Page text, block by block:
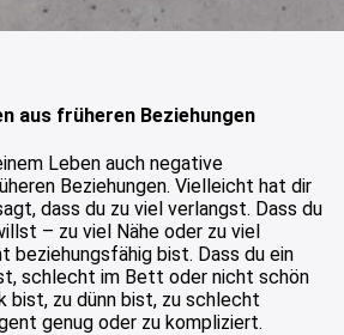
aus früheren Beziehungen
Leben auch negative
Beziehungen. Vielleicht hat dir
dass du zu viel verlangst. Dass du
– zu viel Nähe oder zu viel
beziehungsfähig bist. Dass du ein
schlecht im Bett oder nicht schön
bist, zu dünn bist, zu schlecht
genug oder zu kompliziert.